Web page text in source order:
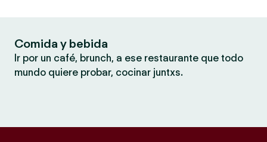
Comida y bebida
Ir por un café, brunch, a ese restaurante que todo
mundo quiere probar, cocinar juntxs.